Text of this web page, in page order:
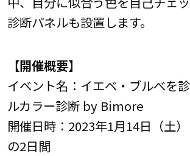
診断パネルも設置します。
【開催概要】
イベント名：イエベ・ブルべを
ルカラー診断 by Bimore
開催日時：2023年1月14日（土）
の2日間